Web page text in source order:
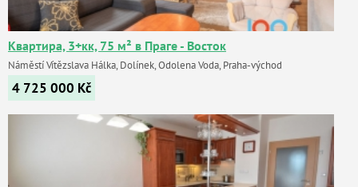
Квартира, 3+кк, 75 м² в Праге - Восток
Náměstí Vítězslava Hálka, Dolínek, Odolena Voda, Praha-východ
4 725 000 Kč